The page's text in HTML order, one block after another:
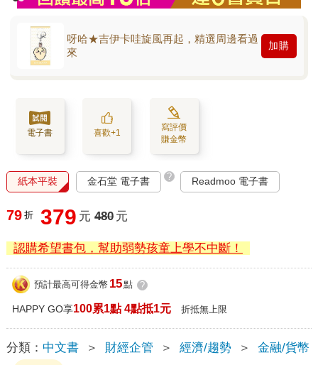
呀哈★吉伊卡哇旋風再起，精選周邊看過
來
加購
電子書 喜歡+1
寫評價
賺金幣
紙本平裝 金石堂 電子書 ? Readmoo 電子書
79 折 379 元 480 元
認購希望書包，幫助弱勢孩童上學不中斷！
預計最高可得金幣 15點 ?
HAPPY GO享100累1點 4點抵1元 折抵無上限
分類： 中文書 ＞ 財經企管 ＞ 經濟/趨勢 ＞ 金融/貨幣